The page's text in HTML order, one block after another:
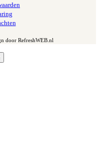
door RefreshWEB.nl